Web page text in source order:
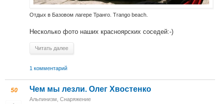
Отдых в Базовом лагере Транго. Trango beach.
Несколько фото наших красноярских соседей:-)
Читать далее
1 комментарий
50 Чем мы лезли. Олег Хвостенко
Альпинизм Снаряжение